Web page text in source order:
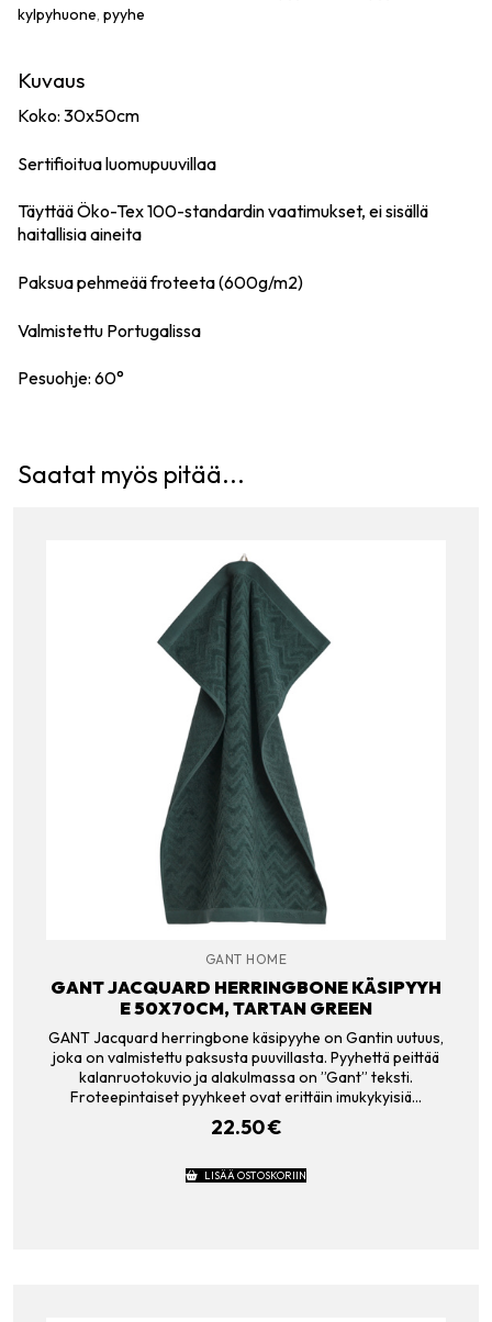
kylpyhuone, pyyhe
Kuvaus
Koko: 30x50cm
Sertifioitua luomupuuvillaa
Täyttää Öko-Tex 100-standardin vaatimukset, ei sisällä
haitallisia aineita
Paksua pehmeää froteeta (600g/m2)
Valmistettu Portugalissa
Pesuohje: 60°
Saatat myös pitää...
GANT HOME
GANT JACQUARD HERRINGBONE KÄSIPYYH
E 50X70CM, TARTAN GREEN
GANT Jacquard herringbone käsipyyhe on Gantin uutuus,
joka on valmistettu paksusta puuvillasta. Pyyhettä peittää
kalanruotokuvio ja alakulmassa on ”Gant” teksti.
Froteepintaiset pyyhkeet ovat erittäin imukykyisiä…
22.50€
LISÄÄ OSTOSKORIIN